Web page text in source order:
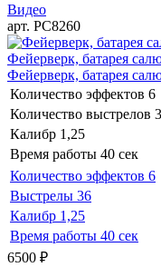
Видео
арт. РС8260
Фейерверк, батарея
Фейерверк, батарея
Количество эффектов 6
Количество выстрелов
Калибр 1,25
Время работы 40 сек
Количество эффектов 6
Выстрелы 36
Калибр 1,25
Время работы 40 сек
6500 ₽